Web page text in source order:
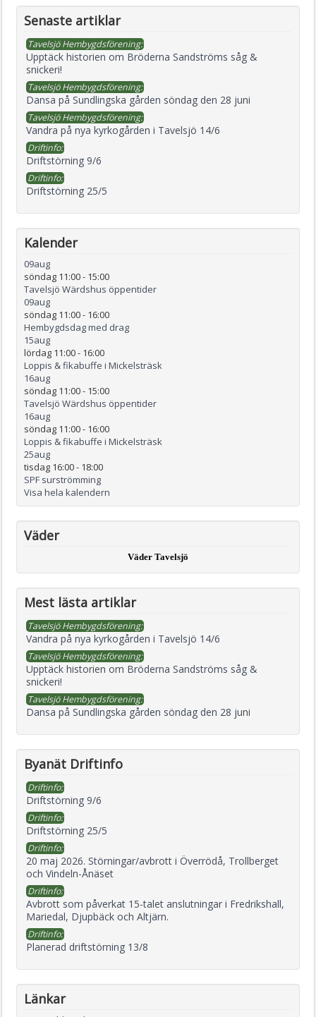
Senaste artiklar
Tavelsjö Hembygdsförening:
Upptäck historien om Bröderna Sandströms såg &
snickeri!
Tavelsjö Hembygdsförening:
Dansa på Sundlingska gården söndag den 28 juni
Tavelsjö Hembygdsförening:
Vandra på nya kyrkogården i Tavelsjö 14/6
Driftinfo:
Driftstörning 9/6
Driftinfo:
Driftstörning 25/5
Kalender
09aug
söndag 11:00- 15:00
Tavelsjö Wärdshus öppentider
09aug
söndag 11:00- 16:00
Hembygdsdag med drag
15aug
lördag 11:00- 16:00
Loppis & fikabuffe i Mickelsträsk
16aug
söndag 11:00- 15:00
Tavelsjö Wärdshus öppentider
16aug
söndag 11:00- 16:00
Loppis & fikabuffe i Mickelsträsk
25aug
tisdag 16:00- 18:00
SPF surströmming
Visa hela kalendern
Väder
Väder Tavelsjö
Mest lästa artiklar
Tavelsjö Hembygdsförening:
Vandra på nya kyrkogården i Tavelsjö 14/6
Tavelsjö Hembygdsförening:
Upptäck historien om Bröderna Sandströms såg &
snickeri!
Tavelsjö Hembygdsförening:
Dansa på Sundlingska gården söndag den 28 juni
Byanät Driftinfo
Driftinfo:
Driftstörning 9/6
Driftinfo:
Driftstörning 25/5
Driftinfo:
20 maj 2026. Störningar/avbrott i Överrödå, Trollberget
och Vindeln-Ånäset
Driftinfo:
Avbrott som påverkat 15-talet anslutningar i Fredrikshall,
Mariedal, Djupbäck och Altjärn.
Driftinfo:
Planerad driftstörning 13/8
Länkar